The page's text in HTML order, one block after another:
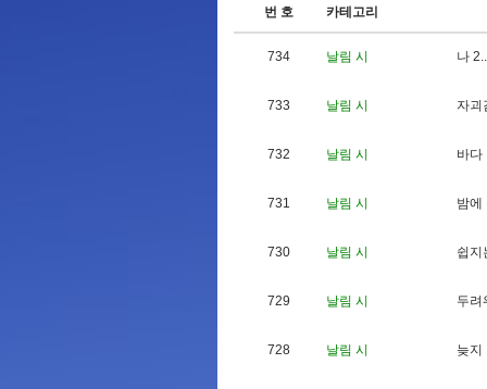
번 호 카테고리
734 날림 시 나 2..
733 날림 시 자괴
732 날림 시 바다
731 날림 시 밤에
730 날림 시 쉽 지
729 날림 시 두려
728 날림 시 늦지